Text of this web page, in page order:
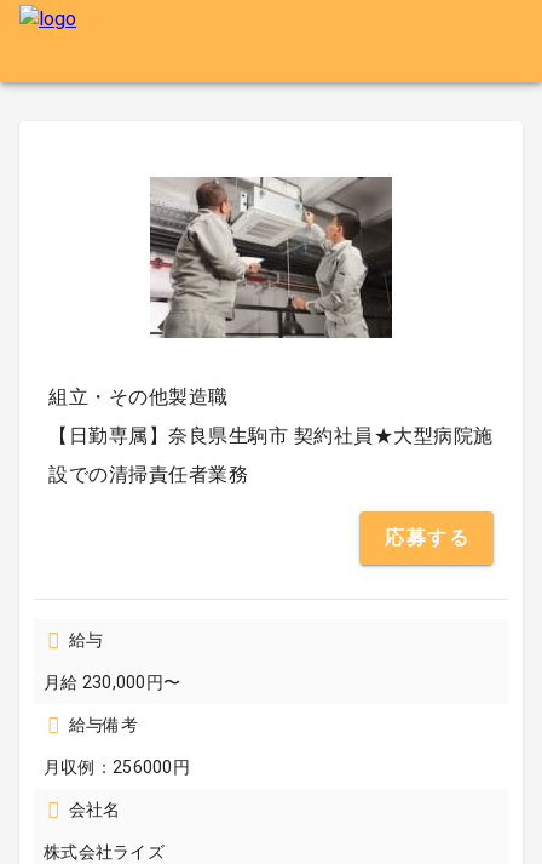
組立・その他製造職
【日勤専属】奈良県生駒市 契約社員★大型病院施
設での清掃責任者業務
応募する
給与
月給 230,000円〜
給与備考
月収例：256000円
会社名
株式会社ライズ